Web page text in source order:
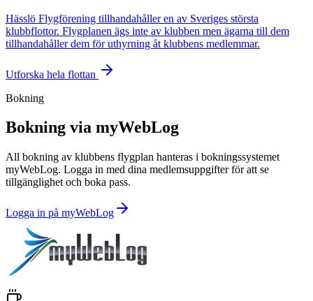
Hässlö Flygförening tillhandahåller en av Sveriges största
klubbflottor. Flygplanen ägs inte av klubben men ägarna till dem
tillhandahåller dem för uthyrning åt klubbens medlemmar.
Utforska hela flottan
Bokning
Bokning via myWebLog
All bokning av klubbens flygplan hanteras i bokningssystemet
myWebLog. Logga in med dina medlemsuppgifter för att se
tillgänglighet och boka pass.
Logga in på myWebLog